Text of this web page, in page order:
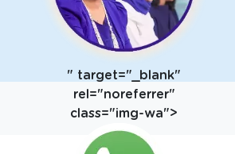
" target="_blank"
rel="noreferrer"
class="img-wa">